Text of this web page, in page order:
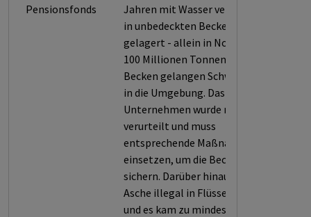
Pensionsfonds
Jahren mit Wasser vermischt und
in unbedeckten Becken im Boden
gelagert - allein in North Carolina
100 Millionen Tonnen. Aus diesen
Becken gelangen Schwermetalle
in die Umgebung. Das
Unternehmen wurde mehrfach
verurteilt und muss
entsprechende Maßnahmen
einsetzen, um die Becken zu
sichern. Darüber hinaus wurde die
Asche illegal in Flüsse gepumpt
und es kam zu mindestens einem